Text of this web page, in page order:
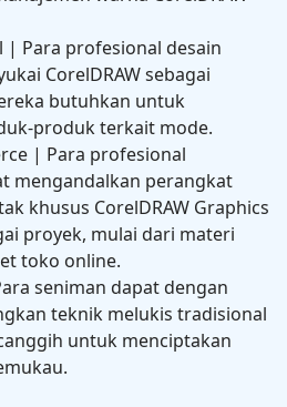
| Para profesional desain
CorelDRAW sebagai
butuhkan untuk
produk terkait mode.
| Para profesional
mengandalkan perangkat
khusus CorelDRAW Graphics
proyek, mulai dari materi
toko online.
seniman dapat dengan
teknik melukis tradisional
untuk menciptakan